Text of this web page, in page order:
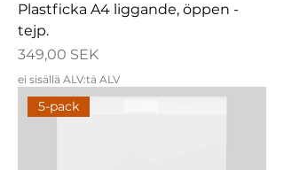
Plastficka A4 liggande, öppen -
tejp.
Hinta
349,00 SEK
ei sisällä ALV:tä ALV
5-pack